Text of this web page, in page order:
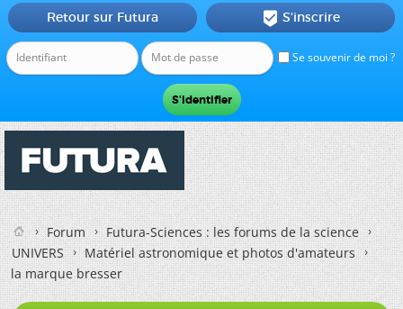
Se souvenir de moi ?
Retour sur Futura  S'inscrire
Forum
Futura-Sciences : les forums de la science
UNIVERS
Matériel astronomique et photos d'amateurs
la marque bresser